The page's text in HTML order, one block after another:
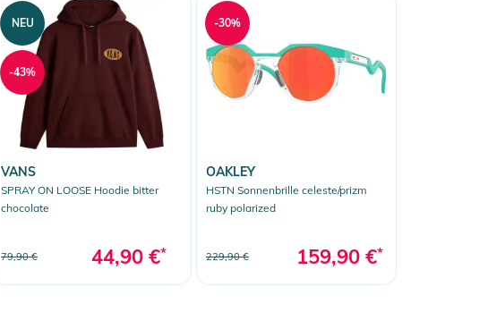
VANS
SPRAY ON LOOSE Hoodie bitter
chocolate
79,90 € 44,90 €*
NEU
-43%
OAKLEY
HSTN Sonnenbrille celeste/prizm
ruby polarized
229,90 € 159,90 €*
-30%